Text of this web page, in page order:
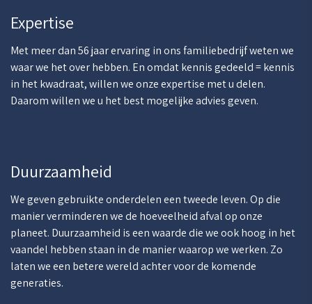
Expertise
Met meer dan 56 jaar ervaring in ons familiebedrijf weten we
waar we het over hebben. En omdat kennis gedeeld = kennis
in het kwadraat, willen we onze expertise met u delen.
Daarom willen we u het best mogelijke advies geven.
Duurzaamheid
We geven gebruikte onderdelen een tweede leven. Op die
manier verminderen we de hoeveelheid afval op onze
planeet. Duurzaamheid is een waarde die we ook hoog in het
vaandel hebben staan in de manier waarop we werken. Zo
laten we een betere wereld achter voor de komende
generaties.